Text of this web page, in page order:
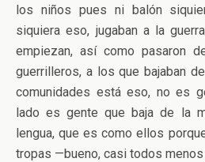
los niños pues ni balón
siquiera eso, jugaban a la
empiezan, así como pasaron
guerrilleros, a los que bajaban
comunidades está eso, no es
lado es gente que baja de la
lengua, que es como ellos
tropas —bueno, casi todos